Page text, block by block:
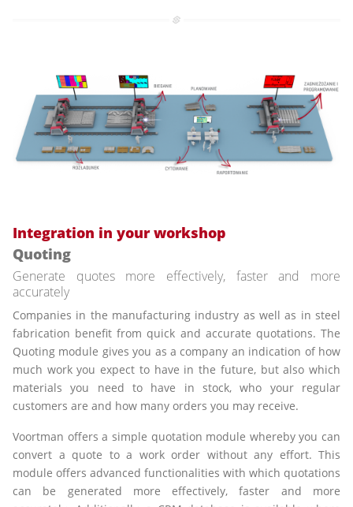
Integration in your workshop
Quoting
Generate quotes more effectively, faster and more
accurately
Companies in the manufacturing industry as well as in steel
fabrication benefit from quick and accurate quotations. The
Quoting module gives you as a company an indication of how
much work you expect to have in the future, but also which
materials you need to have in stock, who your regular
customers are and how many orders you may receive.
Voortman offers a simple quotation module whereby you can
convert a quote to a work order without any effort. This
module offers advanced functionalities with which quotations
can be generated more effectively, faster and more